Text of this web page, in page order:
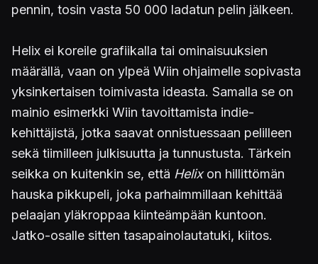
pennin, tosin vasta 50 000 ladatun pelin jälkeen.
Helix ei koreile grafiikalla tai ominaisuuksien
määrällä, vaan on ylpeä Wiin ohjaimelle sopivasta
yksinkertaisen toimivasta ideasta. Samalla se on
mainio esimerkki Wiin tavoittamista indie-
kehittäjistä, jotka saavat onnistuessaan pelilleen
sekä tiimilleen julkisuutta ja tunnustusta. Tärkein
seikka on kuitenkin se, että Helixon hillittömän
hauska pikkupeli, joka parhaimmillaan kehittää
pelaajan yläkroppaa kiinteämpään kuntoon.
Jatko-osalle sitten tasapainolautatuki, kiitos.